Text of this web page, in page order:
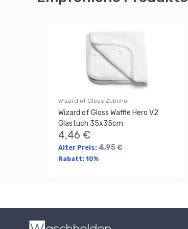
Wizard of Gloss Zubehör
Wizard of Gloss Waffle Hero V2
Glastuch 35x35cm
4,46 €
Alter Preis: 4,95 €
Rabatt: 10%